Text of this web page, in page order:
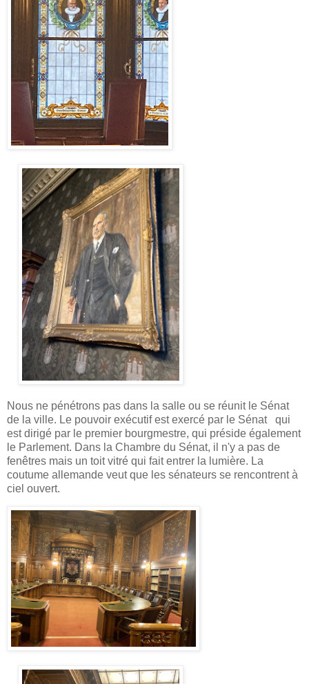
Nous ne pénétrons pas dans la salle ou se réunit le Sénat
de la ville. Le pouvoir exécutif est exercé par le Sénat qui
est dirigé par le premier bourgmestre, qui préside également
le Parlement. Dans la Chambre du Sénat, il n'y a pas de
fenêtres mais un toit vitré qui fait entrer la lumière. La
coutume allemande veut que les sénateurs se rencontrent à
ciel ouvert.